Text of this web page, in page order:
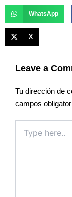
WhatsApp
X
Leave a
Tu dirección de
campos
here..